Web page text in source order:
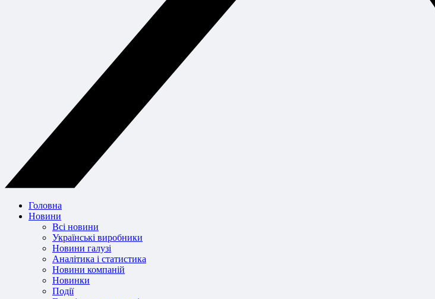
Головна
Новини
Всі новини
Українські виробники
Новини галузі
Аналітика і статистика
Новини компаній
Новинки
Події